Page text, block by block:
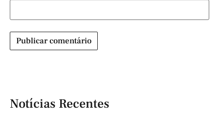
Notícias Recentes